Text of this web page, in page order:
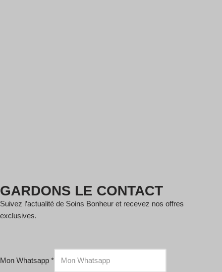
GARDONS LE CONTACT
Suivez l’actualité de Soins Bonheur et recevez nos offres
exclusives.
Mon Whatsapp *